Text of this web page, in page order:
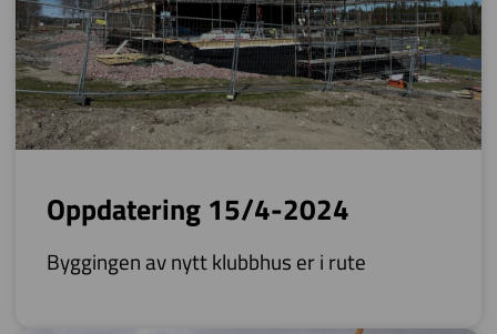
Oppdatering 15/4-2024
Byggingen av nytt klubbhus er i rute